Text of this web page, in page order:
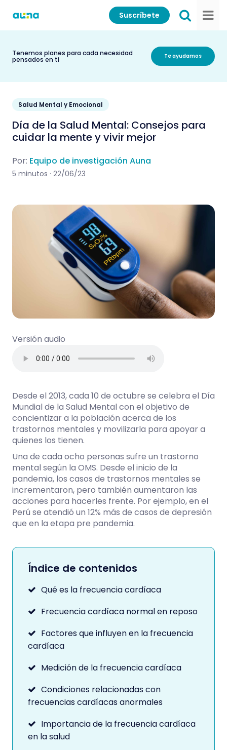
Suscríbete
Tenemos planes para cada necesidad
pensados en ti Te ayudamos
Salud Mental y Emocional
Día de la Salud Mental: Consejos para
cuidar la mente y vivir mejor
Por: Equipo de investigación Auna
5 minutos · 22/06/23
Versión audio
Desde el 2013, cada 10 de octubre se celebra el Día
Mundial de la Salud Mental con el objetivo de
concientizar a la población acerca de los
trastornos mentales y movilizarla para apoyar a
quienes los tienen.
Una de cada ocho personas sufre un trastorno
mental según la OMS. Desde el inicio de la
pandemia, los casos de trastornos mentales se
incrementaron, pero también aumentaron las
acciones para hacerles frente. Por ejemplo, en el
Perú se atendió un 12% más de casos de depresión
que en la etapa pre pandemia.
Índice de contenidos
Qué es la frecuencia cardíaca
Frecuencia cardíaca normal en reposo
Factores que influyen en la frecuencia
cardíaca
Medición de la frecuencia cardíaca
Condiciones relacionadas con
frecuencias cardíacas anormales
Importancia de la frecuencia cardíaca
en la salud